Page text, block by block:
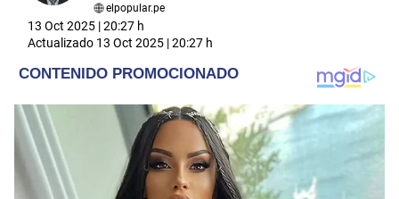
elpopular.pe
13 Oct 2025 | 20:27 h
Actualizado 13 Oct 2025 | 20:27 h